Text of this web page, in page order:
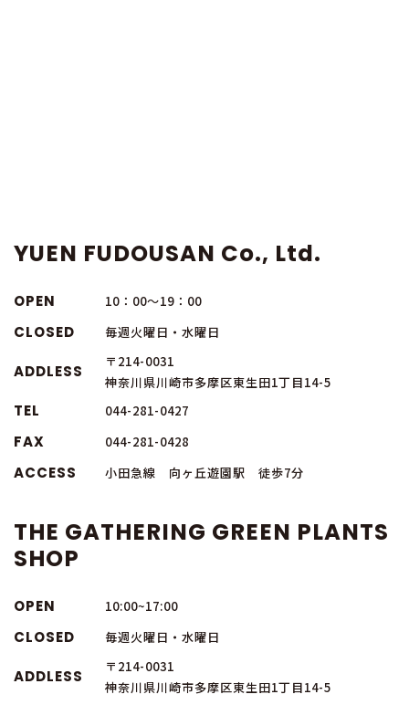
YUEN FUDOUSAN Co., Ltd.
OPEN 10：00～19：00
CLOSED 毎週火曜日・水曜日
ADDLESS
〒214-0031
神奈川県川崎市多摩区東生田1丁目14-5
TEL 044-281-0427
FAX 044-281-0428
ACCESS 小田急線 向ヶ丘遊園駅 徒歩7分
THE GATHERING GREEN PLANTS
SHOP
OPEN 10:00~17:00
CLOSED 毎週火曜日・水曜日
ADDLESS
〒214-0031
神奈川県川崎市多摩区東生田1丁目14-5